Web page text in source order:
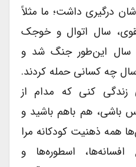
درگیری داشت؛ ما مثلاً
سال اتوال و خوجک
سال این‌طور جنگ شد و
چه کسانی حمله کردند.
کنی که مدام از
باشی، هم باهم باشید و
همه ذهنیت کودکانه مرا
اسطوره‌ها و